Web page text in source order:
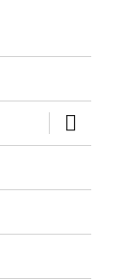
öffnen